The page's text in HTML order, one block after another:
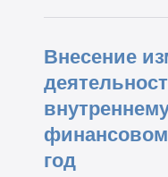
Внесение
год